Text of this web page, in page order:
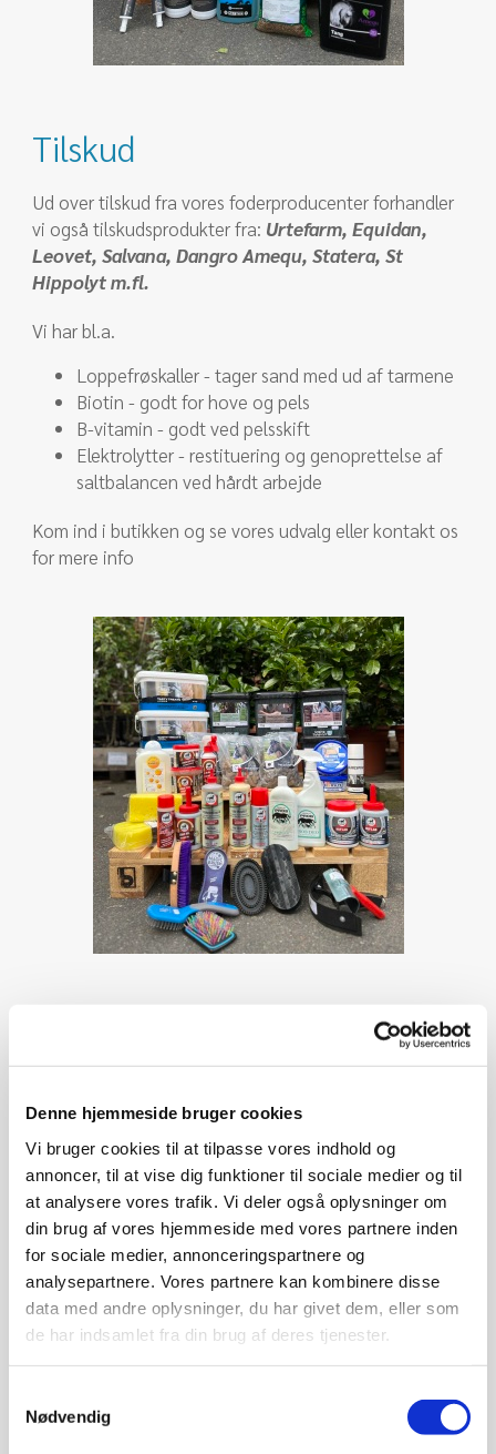
Denne hjemmeside bruger cookies
Vi bruger cookies til at tilpasse vores indhold og
annoncer, til at vise dig funktioner til sociale medier og til
at analysere vores trafik. Vi deler også oplysninger om
din brug af vores hjemmeside med vores partnere inden
for sociale medier, annonceringspartnere og
analysepartnere. Vores partnere kan kombinere disse
data med andre oplysninger, du har givet dem, eller som
de har indsamlet fra din brug af deres tjenester.
Nødvendig
Tilskud
Ud over tilskud fra vores foderproducenter forhandler
vi også tilskudsprodukter fra: Urtefarm, Equidan,
Leovet, Salvana, Dangro Amequ, Statera, St
Hippolyt m.fl.
Vi har bl.a.
Loppefrøskaller - tager sand med ud af tarmene
Biotin - godt for hove og pels
B-vitamin - godt ved pelsskift
Elektrolytter - restituering og genoprettelse af
saltbalancen ved hårdt arbejde
Kom ind i butikken og se vores udvalg eller kontakt os
for mere info
Udstyr og Plejeprodukter
hesten som bla.
Grimer
Træktove
Strigler
Plejemidler til hesten og læderprodukter
Fluemasker
Dækner (overgangsdækner)
Staldtilbehør, hønet, slowfeeder, spånegrebe,
koste, skovle, trillebøre
Spande, baljer, krybber, fodertønder, vandkopper
Hegn